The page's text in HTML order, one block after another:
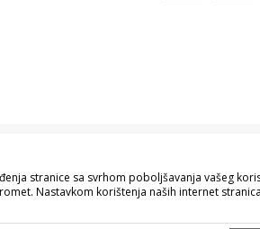
da su sve informacije kompletne i bez
Raspoloživost robe možete provjeriti pozivom
stranice sa svrhom poboljšavanja vašeg
Nastavkom korištenja naših internet